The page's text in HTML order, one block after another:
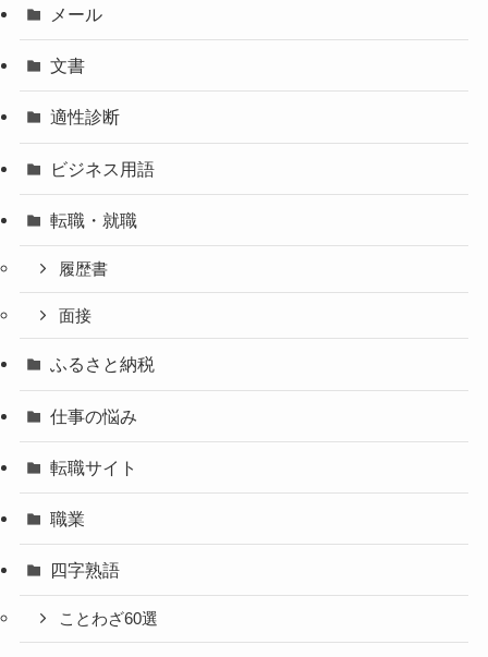
メール
文書
適性診断
ビジネス用語
転職・就職
履歴書
面接
ふるさと納税
仕事の悩み
転職サイト
職業
四字熟語
ことわざ60選